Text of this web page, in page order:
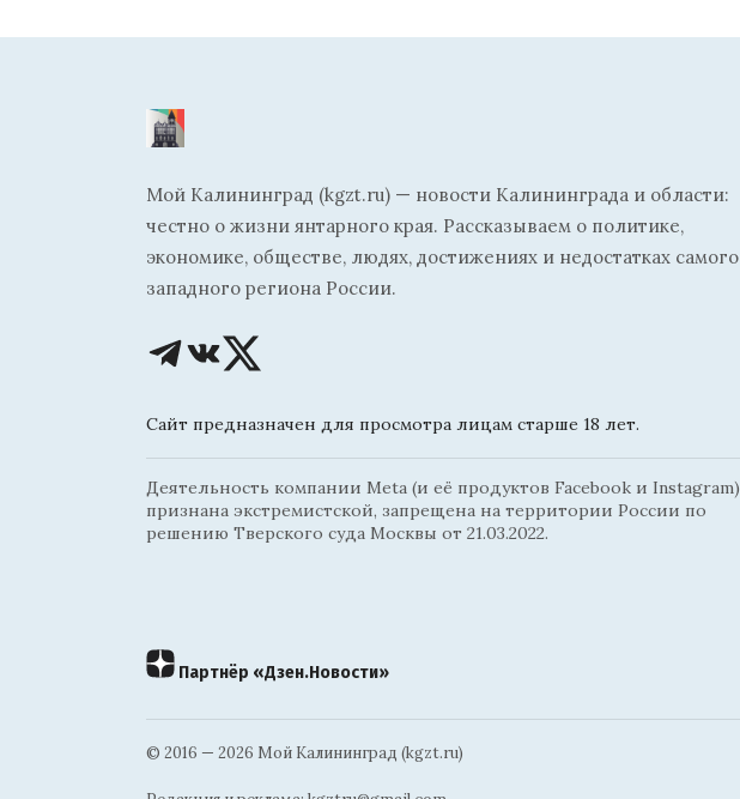
Мой Калининград (kgzt.ru) — новости Калининграда и области:
честно о жизни янтарного края. Рассказываем о политике,
экономике, обществе, людях, достижениях и недостатках самого
западного региона России.
Сайт предназначен для просмотра лицам старше 18 лет.
Деятельность компании Meta (и её продуктов Facebook и Instagram)
признана экстремистской, запрещена на территории России по
решению Тверского суда Москвы от 21.03.2022.
Партнёр «Дзен.Новости»
© 2016 — 2026 Мой Калининград (kgzt.ru)